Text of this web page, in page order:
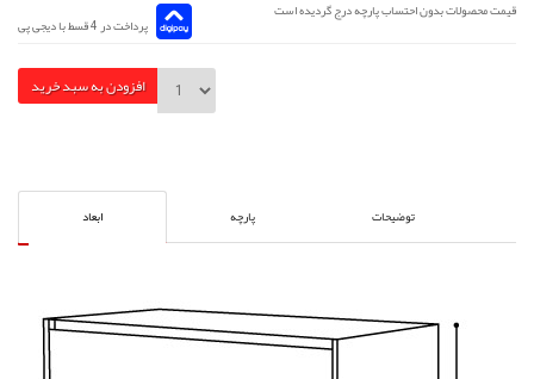
قیمت محصولات بدون احتساب پارچه درج گردیده است
پرداخت در 4 قسط با دیجی پی
افزودن به سبد خرید
توضیحات پارچه ابعاد